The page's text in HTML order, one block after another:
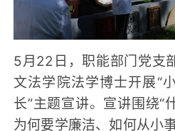
5月22日，职能部门党支
文法学院法学博士开展“
长”主题宣讲。宣讲围绕“
为何要学廉洁、如何从小